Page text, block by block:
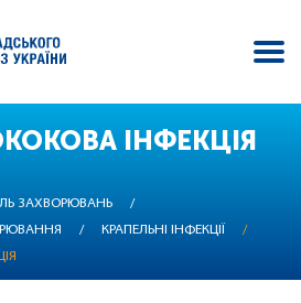
ІНФЕКЦІЯ
ЗАХВОРЮВАНЬ
/
/ КРАПЕЛЬНІ ІНФЕКЦІЇ
/